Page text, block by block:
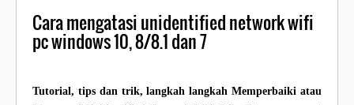
Cara mengatasi unidentified network wifi
pc windows 10, 8/8.1 dan 7
Tutorial, tips dan trik, langkah langkah Memperbaiki atau